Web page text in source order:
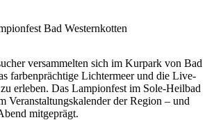
versammelten sich im Kurpark von Bad
farbenpräch­tige Lichtermeer und die Live-
erleben. Das Lampionfest im Sole-Heilbad
Veranstaltungskalender der Region – und
mitgeprägt.